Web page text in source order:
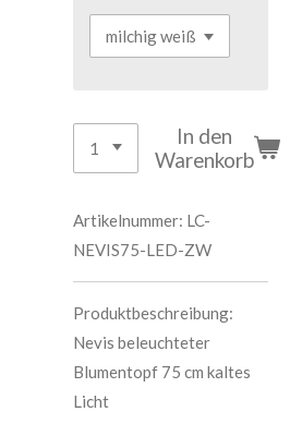
In den
Warenkorb
Artikelnummer: LC-
NEVIS75-LED-ZW
Produktbeschreibung:
Nevis beleuchteter
Blumentopf 75 cm kaltes
Licht